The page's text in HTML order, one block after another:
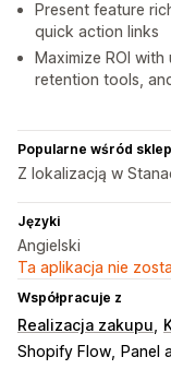
Present feature
quick action links
Maximize ROI
retention tools,
Popularne wśród
Z lokalizacją w
Języki
Angielski
Ta aplikacja nie
Współpracuje z
Realizacja zakupu
Shopify Flow
Panel